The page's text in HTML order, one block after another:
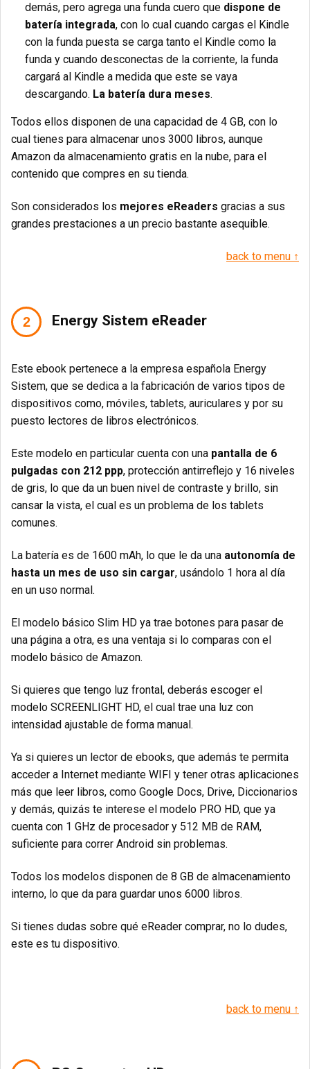
demás, pero agrega una funda cuero que dispone de
batería integrada, con lo cual cuando cargas el Kindle
con la funda puesta se carga tanto el Kindle como la
funda y cuando desconectas de la corriente, la funda
cargará al Kindle a medida que este se vaya
descargando. La batería dura meses.
Todos ellos disponen de una capacidad de 4 GB, con lo
cual tienes para almacenar unos 3000 libros, aunque
Amazon da almacenamiento gratis en la nube, para el
contenido que compres en su tienda.
Son considerados los mejores eReaders gracias a sus
grandes prestaciones a un precio bastante asequible.
back to menu ↑
Energy Sistem eReader
Este ebook pertenece a la empresa española Energy
Sistem, que se dedica a la fabricación de varios tipos de
dispositivos como, móviles, tablets, auriculares y por su
puesto lectores de libros electrónicos.
Este modelo en particular cuenta con una pantalla de 6
pulgadas con 212 ppp, protección antirreflejo y 16 niveles
de gris, lo que da un buen nivel de contraste y brillo, sin
cansar la vista, el cual es un problema de los tablets
comunes.
La batería es de 1600 mAh, lo que le da una autonomía de
hasta un mes de uso sin cargar, usándolo 1 hora al día
en un uso normal.
El modelo básico Slim HD ya trae botones para pasar de
una página a otra, es una ventaja si lo comparas con el
modelo básico de Amazon.
Si quieres que tengo luz frontal, deberás escoger el
modelo SCREENLIGHT HD, el cual trae una luz con
intensidad ajustable de forma manual.
Ya si quieres un lector de ebooks, que además te permita
acceder a Internet mediante WIFI y tener otras aplicaciones
más que leer libros, como Google Docs, Drive, Diccionarios
y demás, quizás te interese el modelo PRO HD, que ya
cuenta con 1 GHz de procesador y 512 MB de RAM,
suficiente para correr Android sin problemas.
Todos los modelos disponen de 8 GB de almacenamiento
interno, lo que da para guardar unos 6000 libros.
Si tienes dudas sobre qué eReader comprar, no lo dudes,
este es tu dispositivo.
back to menu ↑